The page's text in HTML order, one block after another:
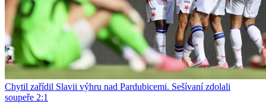
Chytil zařídil Slavii výhru nad Pardubicemi. Sešívaní zdolali
soupeře 2:1